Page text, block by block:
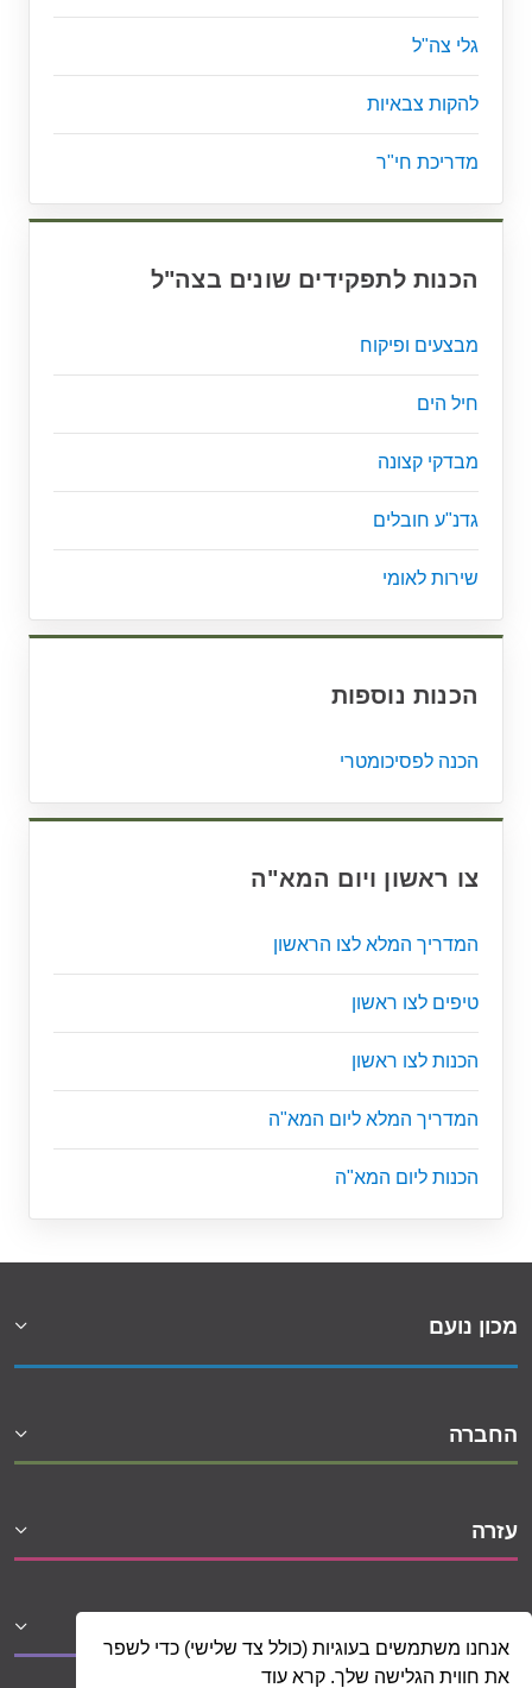
אנחנו משתמשים בעוגיות (כולל צד שלישי) כדי לשפר
את חווית הגלישה שלך. קרא עוד
גלי צה"ל
להקות צבאיות
מדריכת חי"ר
הכנות לתפקידים שונים בצה"ל
מבצעים ופיקוח
חיל הים
מבדקי קצונה
גדנ"ע חובלים
שירות לאומי
הכנות נוספות
הכנה לפסיכומטרי
צו ראשון ויום המא"ה
המדריך המלא לצו הראשון
טיפים לצו ראשון
הכנות לצו ראשון
המדריך המלא ליום המא"ה
הכנות ליום המא"ה
מכון נועם
החברה
עזרה